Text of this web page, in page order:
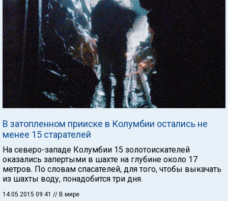
В затопленном прииске в Колумбии остались не
менее 15 старателей
На северо-западе Колумбии 15 золотоискателей
оказались запертыми в шахте на глубине около 17
метров. По словам спасателей, для того, чтобы выкачать
из шахты воду, понадобится три дня.
14.05.2015 09:41 // В мире